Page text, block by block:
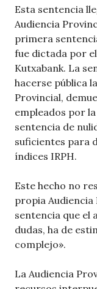
Esta sentencia
Audiencia
primera
fue dictada por
Kutxabank. La
hacerse pública
Provincial,
empleados por
sentencia de
suficientes para
índices IRPH.
Este hecho no
propia
sentencia que el
dudas, ha de
complejo».
La Audiencia